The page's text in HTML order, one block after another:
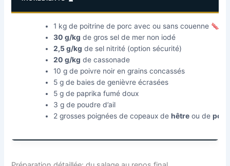
1 kg de poitrine de porc avec ou sans couenne
30 g/kg de gros sel de mer non iodé
2,5 g/kg de sel nitrité (option sécurité)
20 g/kg de cassonade
10 g de poivre noir en grains concassés
5 g de baies de genièvre écrasées
5 g de paprika fumé doux
3 g de poudre d’ail
2 grosses poignées de copeaux dehêtre ou de